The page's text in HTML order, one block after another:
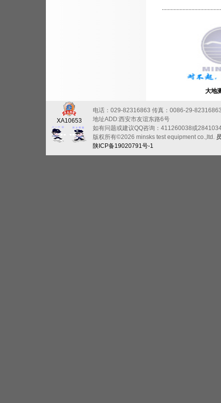
大地
XA10653
电话：029-82316863 传真：0086-29-
地址ADD:西安市友谊东路6号
如有问题或建议QQ咨询：411260038或
版权所有©2026 minsks test equipment co.,ltd.
陕ICP备19020791号-1